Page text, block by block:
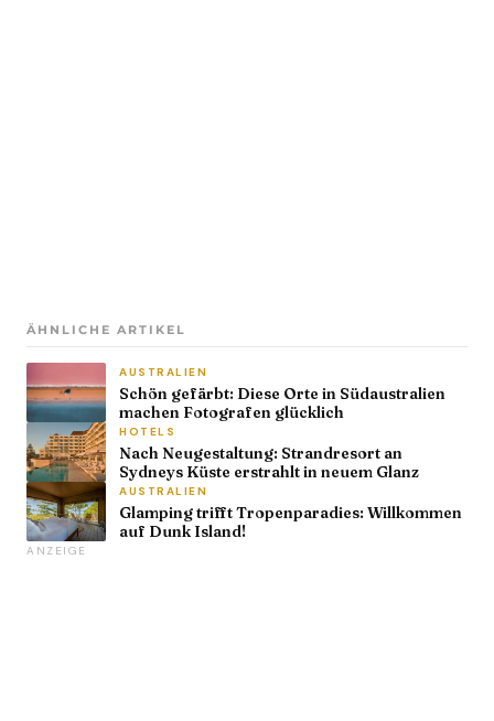
ÄHNLICHE ARTIKEL
AUSTRALIEN
Schön gefärbt: Diese Orte in Südaustralien
machen Fotografen glücklich
HOTELS
Nach Neugestaltung: Strandresort an
Sydneys Küste erstrahlt in neuem Glanz
AUSTRALIEN
Glamping trifft Tropenparadies: Willkommen
auf Dunk Island!
ANZEIGE